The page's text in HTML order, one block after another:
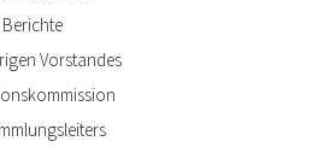
Vorstandes